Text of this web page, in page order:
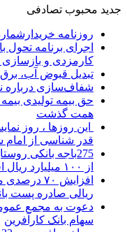
جدید محبوب تصادفی
روزنامه
اجرای برنامه تحول
کارمزدی و بازسازی
تبدیل قبوض آب، برق
شفاف‌سازی درباره
همت گذشت
این روزها ، روز
قدر شناسی از
275باجه بانکی
از ۱۰۰ میلیارد ریال افزایش دادند
ریالی صادره پست
دعوت به مجمع
سهام بانک کارآفرین